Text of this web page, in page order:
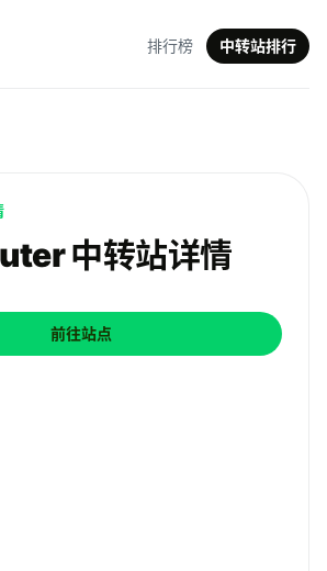
排行榜 中转站排行
中转站详情
前往站点